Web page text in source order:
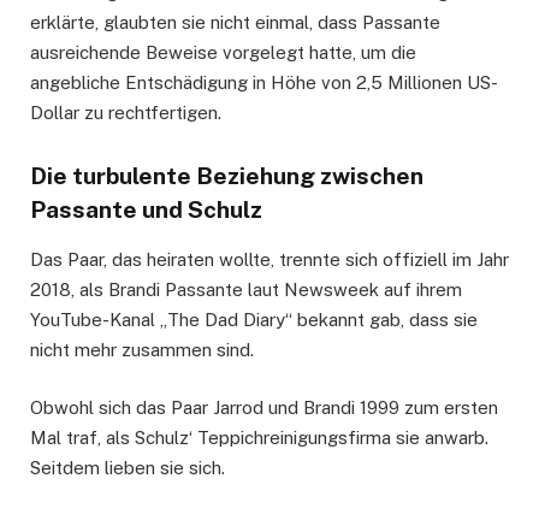
erklärte, glaubten sie nicht einmal, dass Passante
ausreichende Beweise vorgelegt hatte, um die
angebliche Entschädigung in Höhe von 2,5 Millionen US-
Dollar zu rechtfertigen.
Die turbulente Beziehung zwischen
Passante und Schulz
Das Paar, das heiraten wollte, trennte sich offiziell im Jahr
2018, als Brandi Passante laut Newsweek auf ihrem
YouTube-Kanal „The Dad Diary“ bekannt gab, dass sie
nicht mehr zusammen sind.
Obwohl sich das Paar Jarrod und Brandi 1999 zum ersten
Mal traf, als Schulz‘ Teppichreinigungsfirma sie anwarb.
Seitdem lieben sie sich.